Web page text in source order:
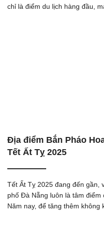
chỉ là điểm du lịch hàng đầu,
Địa điểm Bắn Pháo
Tết Ất Tỵ 2025
Tết Ất Tỵ 2025 đang đến gần,
phố Đà Nẵng luôn là tâm điểm
Năm nay, để tăng thêm không